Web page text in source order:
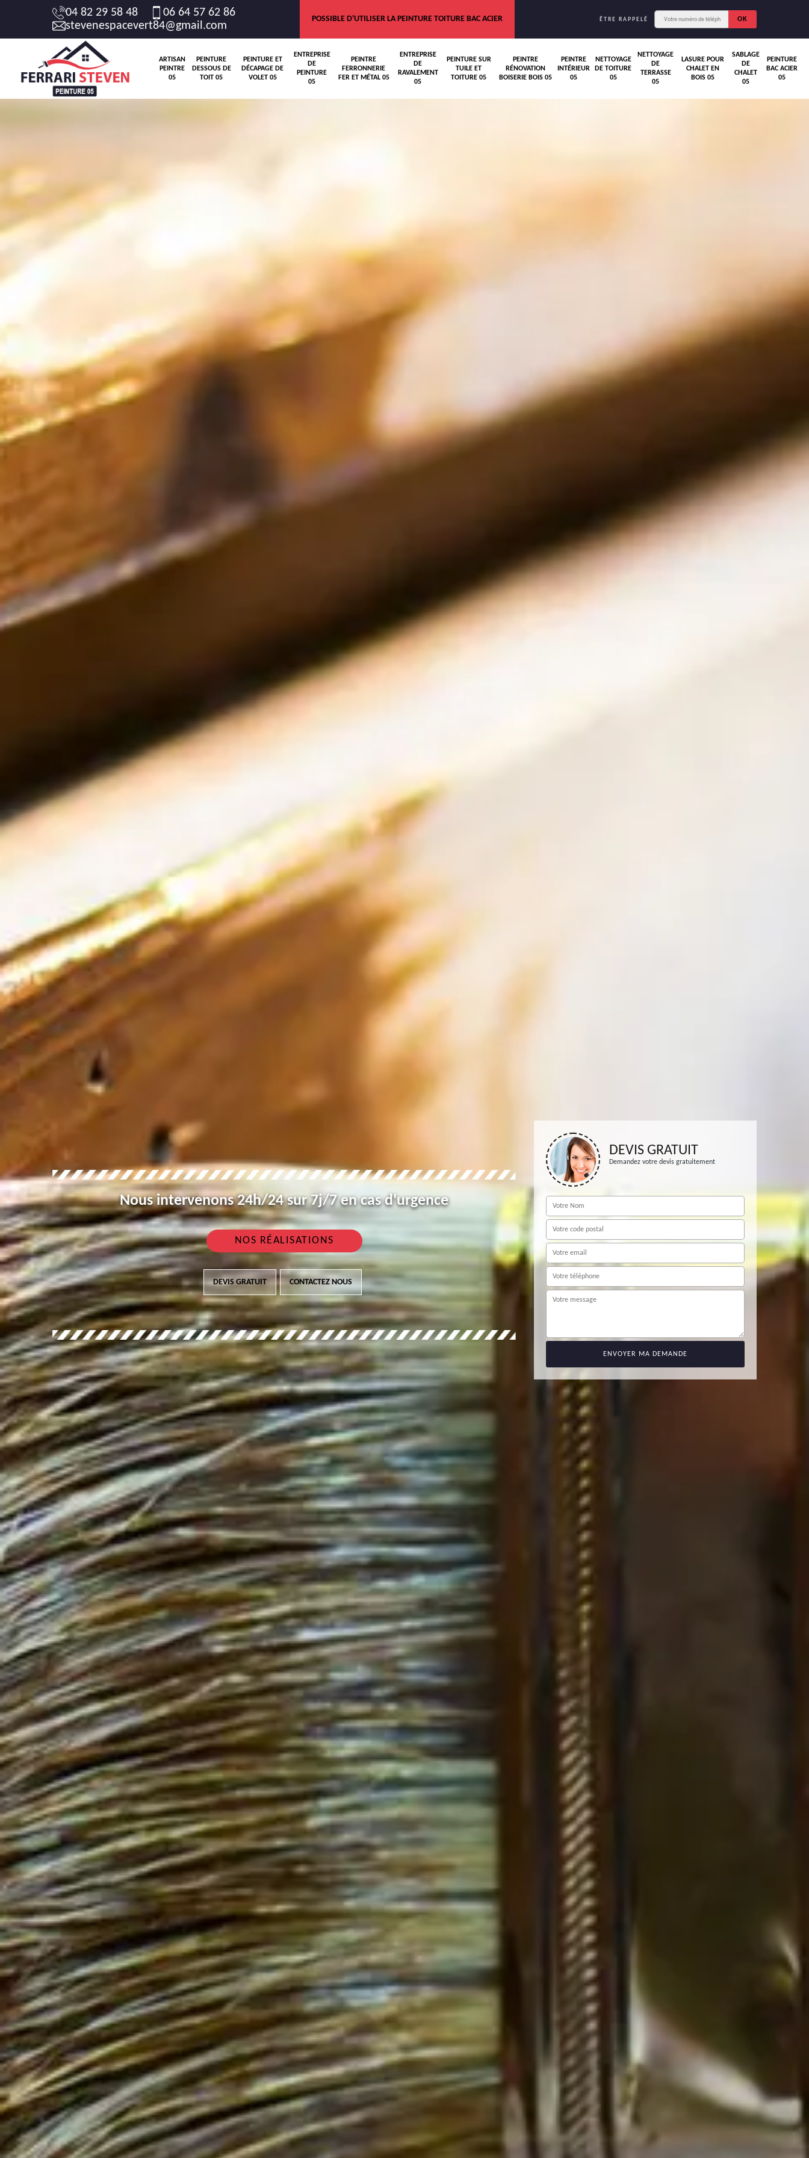
04 82 29 58 48
06 64 57 62 86
stevenespacevert84@gmail.com
POSSIBLE D'UTILISER LA PEINTURE TOITURE BAC ACIER ÊTRE RAPPELÉ
ARTISAN
PEINTRE
05
PEINTURE
DESSOUS DE
TOIT 05
PEINTURE ET
DÉCAPAGE DE
VOLET 05
ENTREPRISE
DE
PEINTURE
05
PEINTRE
FERRONNERIE
FER ET MÉTAL 05
ENTREPRISE
DE
RAVALEMENT
05
PEINTURE SUR
TUILE ET
TOITURE 05
PEINTRE
RÉNOVATION
BOISERIE BOIS 05
PEINTRE
INTÉRIEUR
05
NETTOYAGE
DE TOITURE
05
NETTOYAGE
DE
TERRASSE
05
LASURE POUR
CHALET EN
BOIS 05
SABLAGE
DE
CHALET
05
PEINTURE
BAC ACIER
05
Nous intervenons 24h/24 sur 7j/7 en cas d'urgence
NOS RÉALISATIONS
DEVIS GRATUIT CONTACTEZ NOUS
DEVIS GRATUIT
Demandez votre devis gratuitement